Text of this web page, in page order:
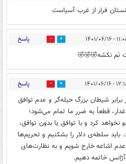
فرار از غرب آسیاست
- ۱۴۰۱/۰۶/۱۶ 1 پاسخ
نَم نکشه🤣🤣🤣
- ۱۴۰۱/۰۶/۱۶ 2 پاسخ
برابر شیطان بزرگ حیله‌گر و عدم توافق
قطعاً به ضرر ما تمام می‌شود؛
نخواهد کرد و با توافق یا بدون توافق،
باید سلطه‌ی دلار را بشکنیم و تحریم‌ها
عدم اشاعه خارج شویم و به نظارت‌های
خاتمه دهیم.